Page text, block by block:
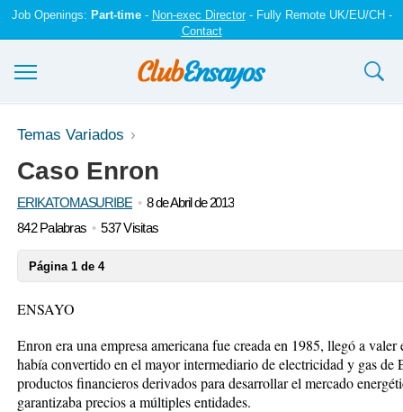
Job Openings: Part-time- Non-exec Director- Fully Remote UK/EU/CH -
Contact
Ensayos y trabajos
Registrarse
Iniciar sesión
Temas Variados
Caso Enron
ERIKATOMASURIBE
8 de Abril de 2013
842 Palabras
537 Visitas
Página 1 de 4
ENSAYO
Enron era una empresa americana fue creada en 1985, llegó a
había convertido en el mayor intermediario de electricidad y gas de
productos financieros derivados para desarrollar el mercado
garantizaba precios a múltiples entidades.